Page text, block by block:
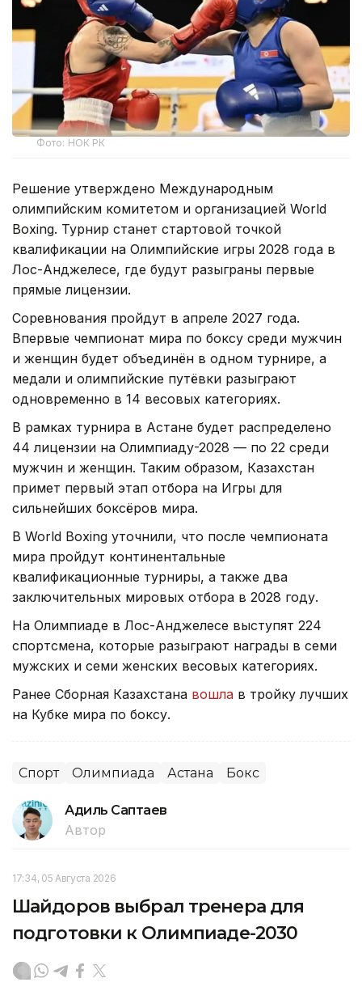
Фото: НОК РК
Решение утверждено Международным
олимпийским комитетом и организацией World
Boxing. Турнир станет стартовой точкой
квалификации на Олимпийские игры 2028 года в
Лос-Анджелесе, где будут разыграны первые
прямые лицензии.
Соревнования пройдут в апреле 2027 года.
Впервые чемпионат мира по боксу среди мужчин
и женщин будет объединён в одном турнире, а
медали и олимпийские путёвки разыграют
одновременно в 14 весовых категориях.
В рамках турнира в Астане будет распределено
44 лицензии на Олимпиаду-2028 — по 22 среди
мужчин и женщин. Таким образом, Казахстан
примет первый этап отбора на Игры для
сильнейших боксёров мира.
В World Boxing уточнили, что после чемпионата
мира пройдут континентальные
квалификационные турниры, а также два
заключительных мировых отбора в 2028 году.
На Олимпиаде в Лос-Анджелесе выступят 224
спортсмена, которые разыграют награды в семи
мужских и семи женских весовых категориях.
Ранее Сборная Казахстана вошла в тройку лучших
на Кубке мира по боксу.
Спорт Олимпиада Астана Бокс
Адиль Саптаев
Автор
17:34, 05 Августа 2026
Шайдоров выбрал тренера для
подготовки к Олимпиаде-2030